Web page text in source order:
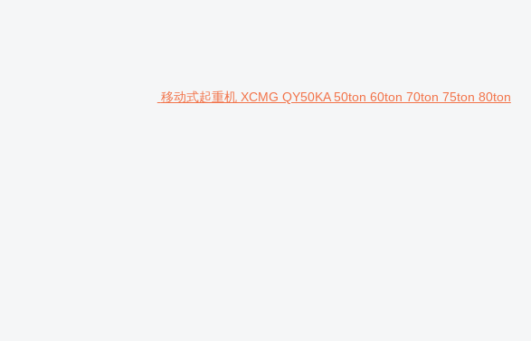
移动式起重机 XCMG QY50KA 50ton 60ton 70ton 75ton 80ton